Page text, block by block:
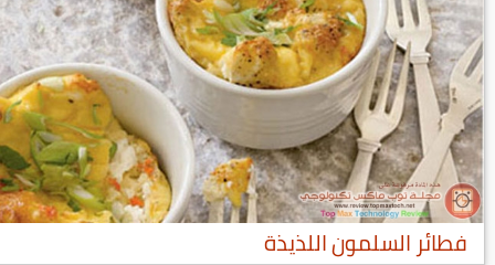
فطائر السلمون اللذيذة